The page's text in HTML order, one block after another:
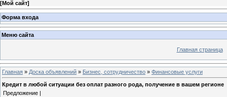
[Мой сайт]
Форма входа
Меню сайта
Главная страница
Главная » Доска объявлений » Бизнес, сотрудничество » Финансовые услуги
Кредит в любой ситуации без оплат разного рода, получение в вашем регионе
Предложение |